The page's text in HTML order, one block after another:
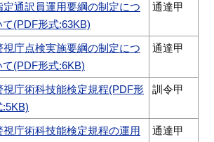
定通訳員運用要綱の制定につ
て(PDF形式:63KB)
通達甲
視庁点検実施要綱の制定につ
て(PDF形式:6KB)
通達甲
視庁術科技能検定規程(PDF形
:5KB)
訓令甲
視庁術科技能検定規程の運用
通達甲